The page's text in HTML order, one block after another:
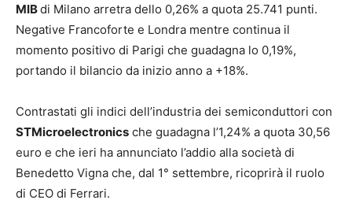
MIBdi Milano arretra dello 0,26% a quota 25.741 punti.
Negative Francoforte e Londra mentre continua il
momento positivo di Parigi che guadagna lo 0,19%,
portando il bilancio da inizio anno a +18%.
Contrastati gli indici dell’industria dei semiconduttori con
STMicroelectronics che guadagna l’1,24% a quota 30,56
euro e che ieri ha annunciato l’addio alla società di
Benedetto Vigna che, dal 1° settembre, ricoprirà il ruolo
di CEO di Ferrari.